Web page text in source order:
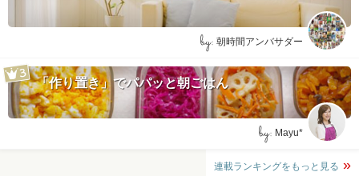
by: 朝時間アンバサダー
「作り置き」でパパッと朝ごはん
by: Mayu*
連載ランキングをもっと見る